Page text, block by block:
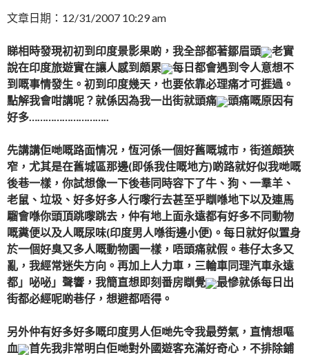
文章日期：12/31/2007 10:29 am
睇相時發現初初到印度景影果啲，我全部都著鄒眉頭
老實
說在印度旅遊實在讓人感到頗累
每日都會遇到令人意想不
到嘅事情發生。初到印度幾天，也要依靠必理痛才可捱過。
點解我會咁講呢？就係因為我一出街就頭痛
頭痛嘅原因有
好多………………………..
先講講佢哋嘅路面情况，恆河係一個好舊嘅城市，街道頗狹
窄，尤其是在舊城區那邊(即係我住嘅地方)啲路就好似我哋嘅
後巷一樣，你試想像一下後巷同時容下了牛、狗、一羣羊、
老鼠、垃圾、好多好多人行嚟行去甚至乎瞓喺地下以及連馬
騮會喺你頭頂跳嚟跳去，仲有地上面永遠都有好多不同動物
嘅糞便以及人嘅尿味(印度男人喺街邊小便)。每日就好似置身
於一個好臭又多人嘅動物園一樣，唔頭痛就假。巷仔太多又
亂，我經常迷失方向。再加上人力車，三輪車同理汽車永遠
都」咇咇」聲響，我簡直想即刻番房瞓覺
最慘就係每日出
街都必經呢啲巷仔，想避都唔得。
另外仲有好多好多嘅印度男人佢哋先令我最勞氣，直情想嘔
血
首先我非常明白佢哋對外國遊客充滿好奇心，不排除鋪